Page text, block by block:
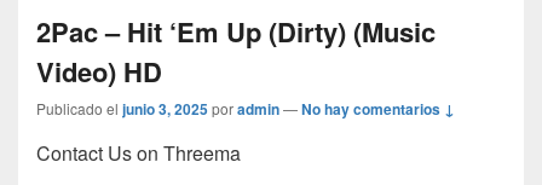
2Pac – Hit ‘Em Up (Dirty) (Music
Video) HD
Publicado el junio 3, 2025poradmin—No hay comentarios ↓
Contact Us on Threema